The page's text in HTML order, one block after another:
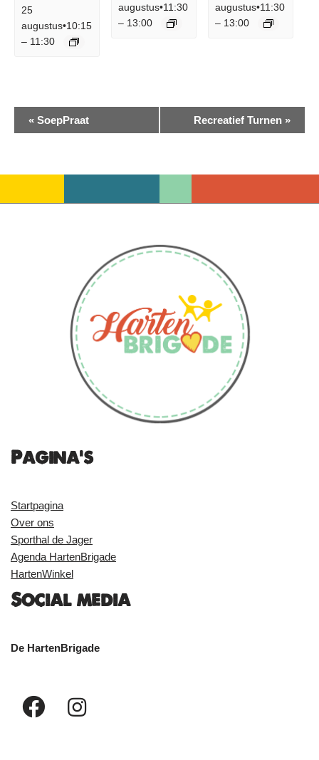
25
augustus•10:15
– 11:30
augustus•11:30
– 13:00
augustus•11:30
– 13:00
Evenement
« SoepPraat Recreatief Turnen »
Pagina's
Startpagina
Over ons
Sporthal de Jager
Agenda HartenBrigade
HartenWinkel
Social media
De HartenBrigade